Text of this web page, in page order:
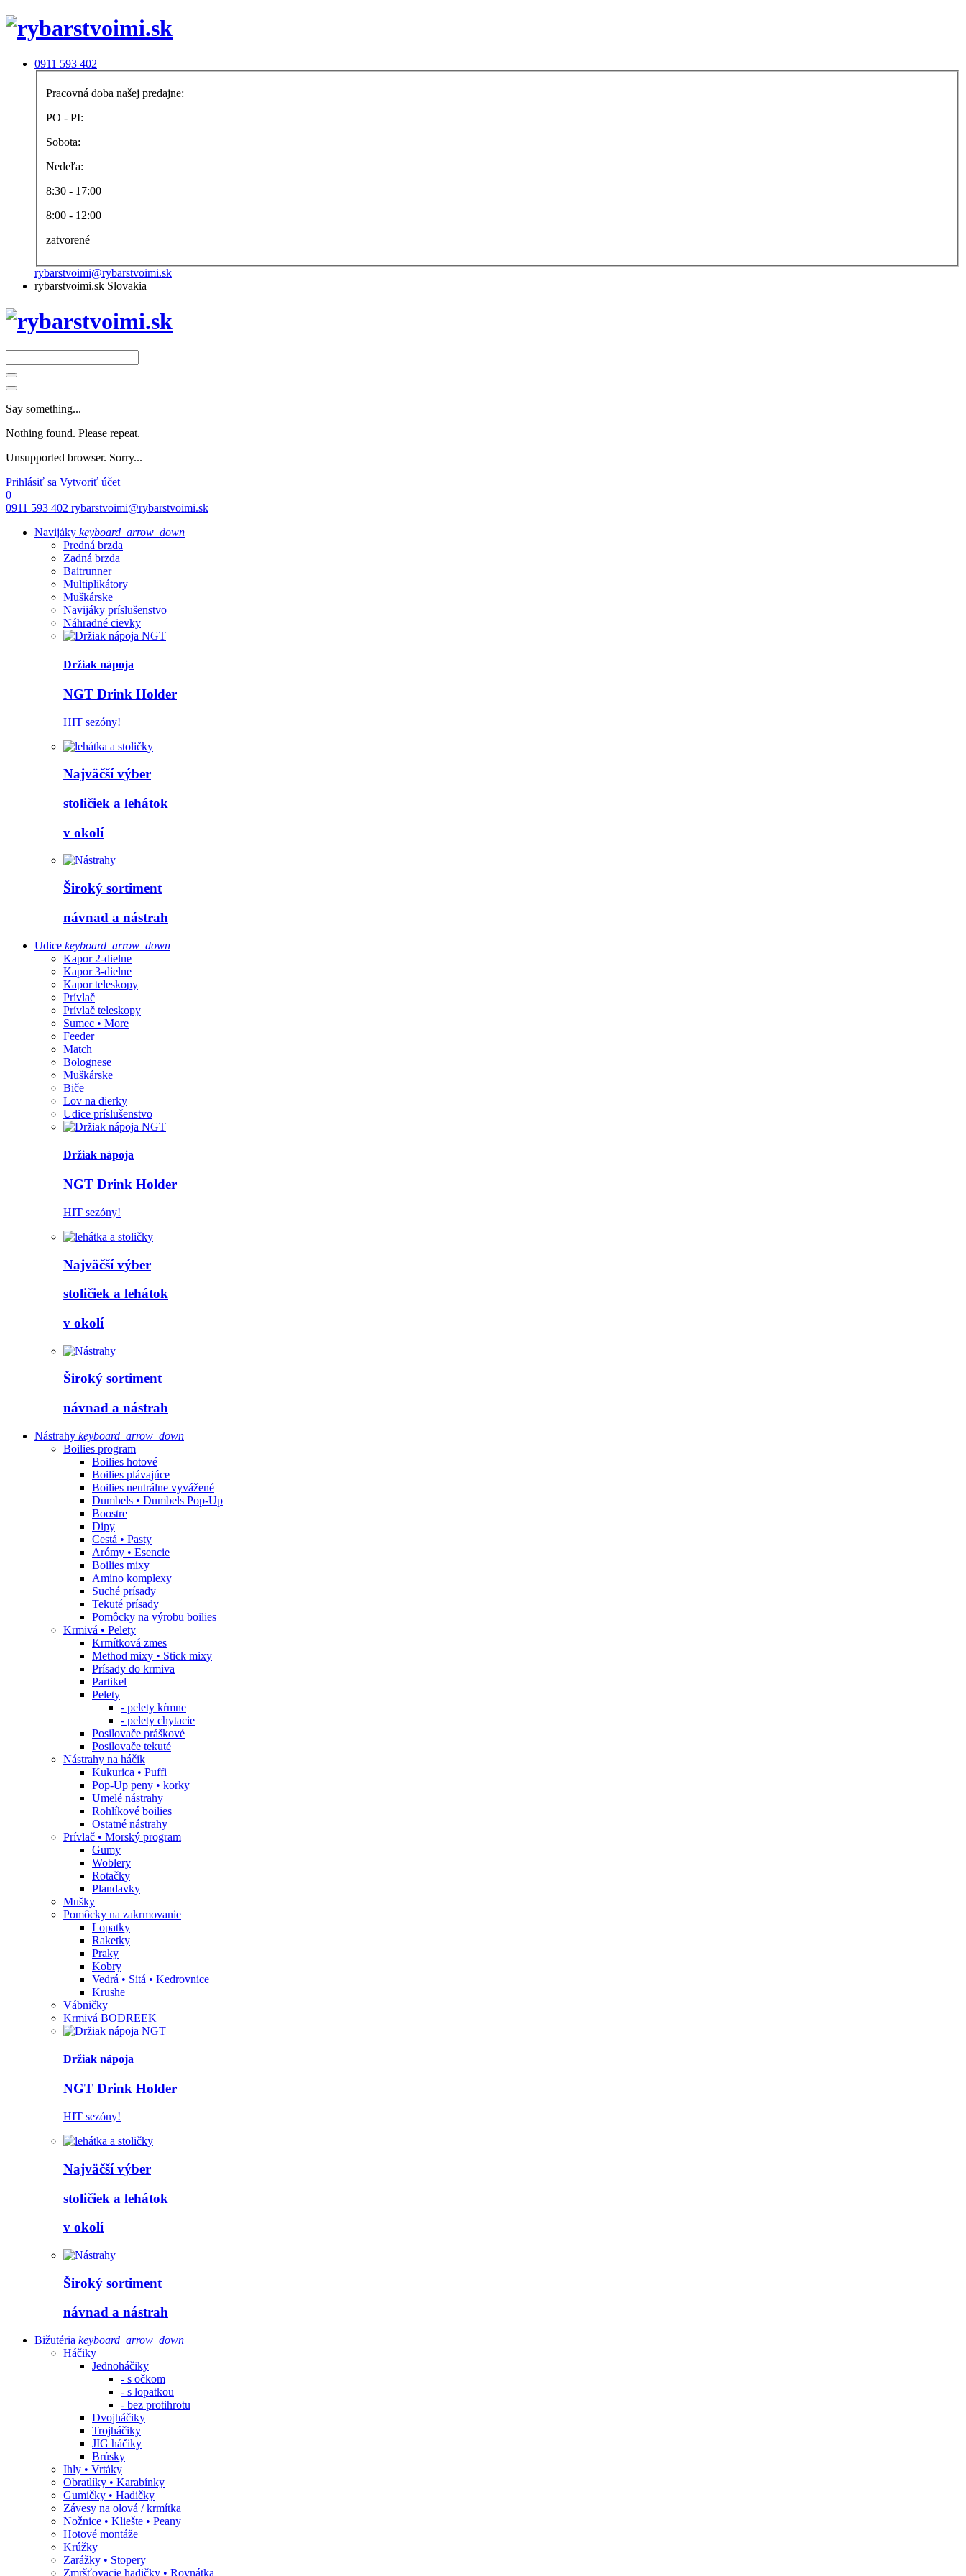
0911 593 402
Pracovná doba našej predajne:
PO - PI:
Sobota:
Nedeľa:
8:30 - 17:00
8:00 - 12:00
zatvorené
rybarstvoimi@rybarstvoimi.sk
rybarstvoimi.sk Slovakia
Say something...
Nothing found. Please repeat.
Unsupported browser. Sorry...
Prihlásiť sa Vytvoriť účet
0
0911 593 402 rybarstvoimi@rybarstvoimi.sk
Navijáky keyboard_arrow_down
Predná brzda
Zadná brzda
Baitrunner
Multiplikátory
Muškárske
Navijáky príslušenstvo
Náhradné cievky
Držiak nápoja
NGT Drink Holder
HIT sezóny!
Najväčší výber
stoličiek a lehátok
v okolí
Široký sortiment
návnad a nástrah
Udice keyboard_arrow_down
Kapor 2-dielne
Kapor 3-dielne
Kapor teleskopy
Prívlač
Prívlač teleskopy
Sumec • More
Feeder
Match
Bolognese
Muškárske
Biče
Lov na dierky
Udice príslušenstvo
Držiak nápoja
NGT Drink Holder
HIT sezóny!
Najväčší výber
stoličiek a lehátok
v okolí
Široký sortiment
návnad a nástrah
Nástrahy keyboard_arrow_down
Boilies program
Boilies hotové
Boilies plávajúce
Boilies neutrálne vyvážené
Dumbels • Dumbels Pop-Up
Boostre
Dipy
Cestá • Pasty
Arómy • Esencie
Boilies mixy
Amino komplexy
Suché prísady
Tekuté prísady
Pomôcky na výrobu boilies
Krmivá • Pelety
Krmítková zmes
Method mixy • Stick mixy
Prísady do krmiva
Partikel
Pelety
- pelety kŕmne
- pelety chytacie
Posilovače práškové
Posilovače tekuté
Nástrahy na háčik
Kukurica • Puffi
Pop-Up peny • korky
Umelé nástrahy
Rohlíkové boilies
Ostatné nástrahy
Prívlač • Morský program
Gumy
Woblery
Rotačky
Plandavky
Mušky
Pomôcky na zakrmovanie
Lopatky
Raketky
Praky
Kobry
Vedrá • Sitá • Kedrovnice
Krushe
Vábničky
Krmivá BODREEK
Držiak nápoja
NGT Drink Holder
HIT sezóny!
Najväčší výber
stoličiek a lehátok
v okolí
Široký sortiment
návnad a nástrah
Bižutéria keyboard_arrow_down
Háčiky
Jednoháčiky
- s očkom
- s lopatkou
- bez protihrotu
Dvojháčiky
Trojháčiky
JIG háčiky
Brúsky
Ihly • Vrtáky
Obratlíky • Karabínky
Gumičky • Hadičky
Závesy na olová / krmítka
Nožnice • Kliešte • Peany
Hotové montáže
Krúžky
Zarážky • Stopery
Zmršťovacie hadičky • Rovnátka